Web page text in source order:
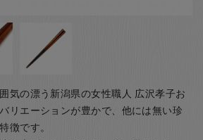
気の漂う新潟県の女性職人 広沢孝子お
リエーションが豊かで、他には無い珍
徴です。